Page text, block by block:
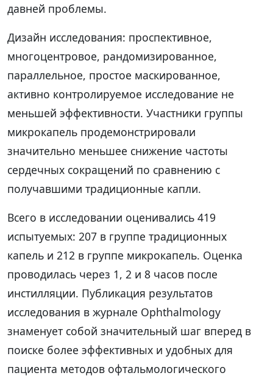
давней проблемы.
Дизайн исследования: проспективное,
многоцентровое, рандомизированное,
параллельное, простое маскированное,
активно контролируемое исследование не
меньшей эффективности. Участники группы
микрокапель продемонстрировали
значительно меньшее снижение частоты
сердечных сокращений по сравнению с
получавшими традиционные капли.
Всего в исследовании оценивались 419
испытуемых: 207 в группе традиционных
капель и 212 в группе микрокапель. Оценка
проводилась через 1, 2 и 8 часов после
инстилляции. Публикация результатов
исследования в журнале Ophthalmology
знаменует собой значительный шаг вперед в
поиске более эффективных и удобных для
пациента методов офтальмологического